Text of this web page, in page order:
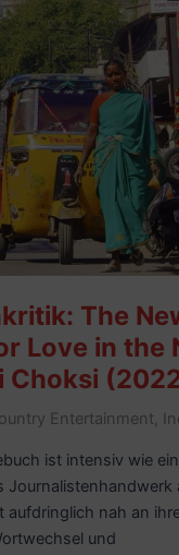
The
Love in the
Choksi
Entertainment,
ist intensiv wie
Journalistenhandwerk
aufdringlich nah an
und